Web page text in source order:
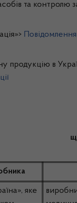
та контролю
продукцію в
яке